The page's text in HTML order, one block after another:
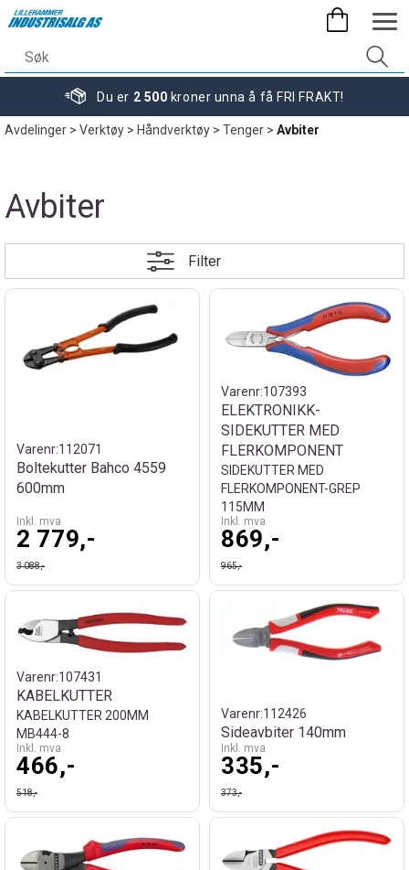
Du er 2 500 kroner unna å få FRI FRAKT!
Avdelinger>Verktøy>Håndverktøy>Tenger>Avbiter
Avbiter
Filter
Varenr:112071
Boltekutter Bahco 4559
600mm
Inkl. mva
2 779,-
3 088,-
Varenr:107393
ELEKTRONIKK-
SIDEKUTTER MED
FLERKOMPONENT
SIDEKUTTER MED
FLERKOMPONENT-GREP
115MM
Inkl. mva
869,-
965,-
Varenr:107431
KABELKUTTER
KABELKUTTER 200MM
MB444-8
Inkl. mva
466,-
518,-
Varenr:112426
Sideavbiter 140mm
Inkl. mva
335,-
373,-